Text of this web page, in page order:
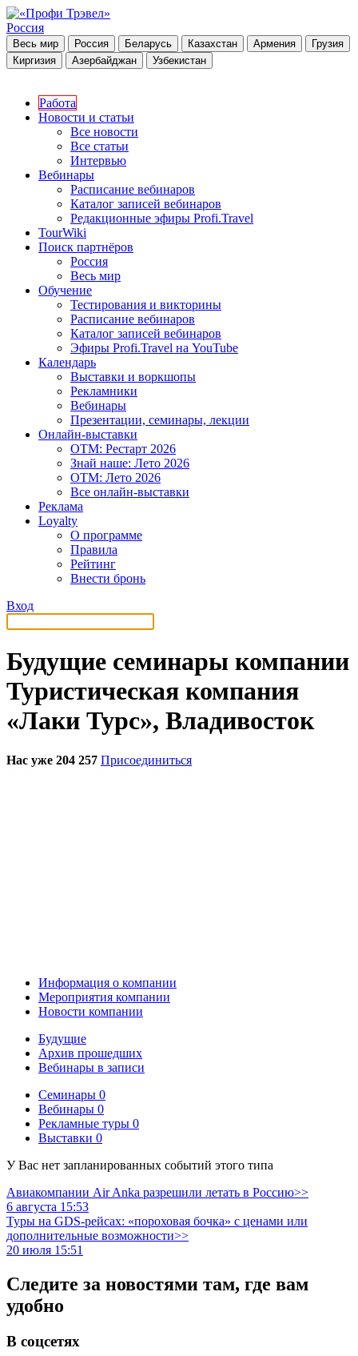
Россия
Весь мир Россия Беларусь Казахстан Армения
Грузия
Киргизия
Азербайджан Узбекистан
Работа
Новости и статьи
Все новости
Все статьи
Интервью
Вебинары
Расписание вебинаров
Каталог записей вебинаров
Редакционные эфиры Profi.Travel
TourWiki
Поиск партнёров
Россия
Весь мир
Обучение
Тестирования и викторины
Расписание вебинаров
Каталог записей вебинаров
Эфиры Profi.Travel на YouTube
Календарь
Выставки и воркшопы
Рекламники
Вебинары
Презентации, семинары, лекции
Онлайн-выставки
OTM: Рестарт 2026
Знай наше: Лето 2026
OTM: Лето 2026
Все онлайн-выставки
Реклама
Loyalty
О программе
Правила
Рейтинг
Внести бронь
Вход
Будущие семинары компании
Туристическая компания
«Лаки Турс», Владивосток
Нас уже 204 257 Присоединиться
Информация о компании
Мероприятия компании
Новости компании
Будущие
Архив прошедших
Вебинары в записи
Семинары 0
Вебинары 0
Рекламные туры 0
Выставки 0
У Вас нет запланированных событий этого типа
Авиакомпании Air Anka разрешили летать в Россию>>
6 августа 15:53
Туры на GDS-рейсах: «пороховая бочка» с ценами или
дополнительные возможности>>
20 июля 15:51
Следите за новостями там, где вам
удобно
В соцсетях